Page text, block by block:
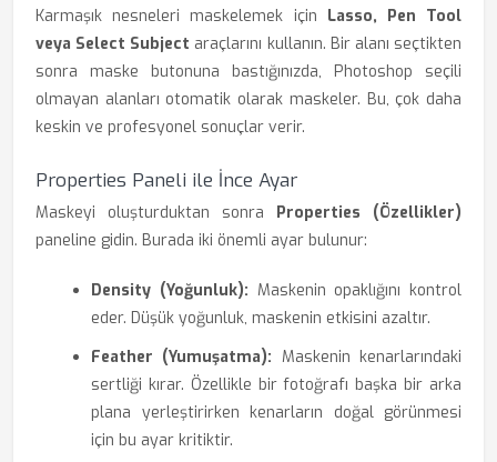
Karmaşık nesneleri maskelemek için Lasso, Pen Tool
veya Select Subject araçlarını kullanın. Bir alanı seçtikten
sonra maske butonuna bastığınızda, Photoshop seçili
olmayan alanları otomatik olarak maskeler. Bu, çok daha
keskin ve profesyonel sonuçlar verir.
Properties Paneli ile İnce Ayar
Maskeyi oluşturduktan sonra Properties (Özellikler)
paneline gidin. Burada iki önemli ayar bulunur:
Density (Yoğunluk): Maskenin opaklığını kontrol
eder. Düşük yoğunluk, maskenin etkisini azaltır.
Feather (Yumuşatma): Maskenin kenarlarındaki
sertliği kırar. Özellikle bir fotoğrafı başka bir arka
plana yerleştirirken kenarların doğal görünmesi
için bu ayar kritiktir.